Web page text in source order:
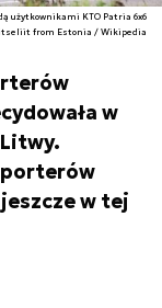
użytkownikami KTO Patria 6x6
from Estonia / Wikipedia
w
w tej